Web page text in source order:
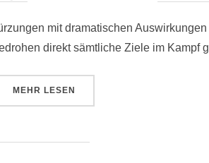
mit dramatischen
direkt sämtliche Ziele im Kampf
MEHR ÜBER „STATEMENT: DAS KLIMA
LESEN